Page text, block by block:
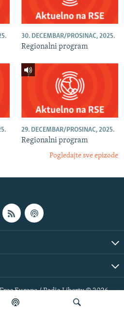
30. DECEMBAR/PROSINAC, 2025.
Regionalni program
29. DECEMBAR/PROSINAC, 2025.
Regionalni program
Pogledajte sve epizode
Europe / Radio Liberty © 2026